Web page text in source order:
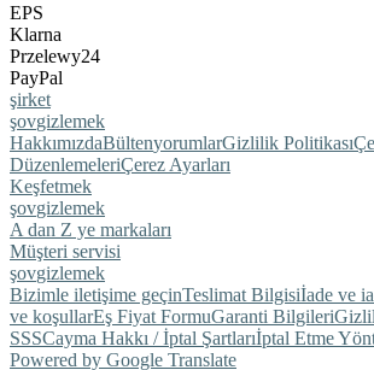
EPS
Klarna
Przelewy24
PayPal
şirket
şovgizlemek
HakkımızdaBültenyorumlarGizlilik Politikası
DüzenlemeleriÇerez Ayarları
Keşfetmek
şovgizlemek
A dan Z ye markaları
Müşteri servisi
şovgizlemek
Bizimle iletişime geçinTeslimat Bilgisiİade ve
ve koşullarEş Fiyat FormuGaranti Bilgileri
SSSCayma Hakkı / İptal Şartlarıİptal Etme
Powered by Google Translate